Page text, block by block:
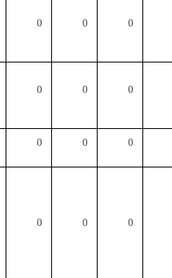
0 0 0
0 0 0
0 0 0
0 0 0